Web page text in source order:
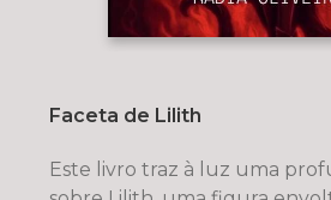
Faceta de Lilith
Este livro traz à luz uma